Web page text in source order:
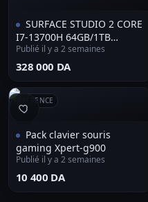
SURFACE STUDIO 2 CORE
I7-13700H 64GB/1TB
NVIDIA RTX 4060 8GB
Publié il y a 2 semaines
⁦328 000 DA⁩
RÉFÉRENCE
Pack clavier souris
gaming Xpert-g900
Publié il y a 2 semaines
⁦10 400 DA⁩